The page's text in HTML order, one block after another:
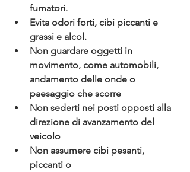
fumatori.
Evita odori forti, cibi piccanti e
grassi e alcol.
Non guardare oggetti in
movimento, come automobili,
andamento delle onde o
paesaggio che scorre
Non sederti nei posti opposti alla
direzione di avanzamento del
veicolo
Non assumere cibi pesanti,
piccanti o